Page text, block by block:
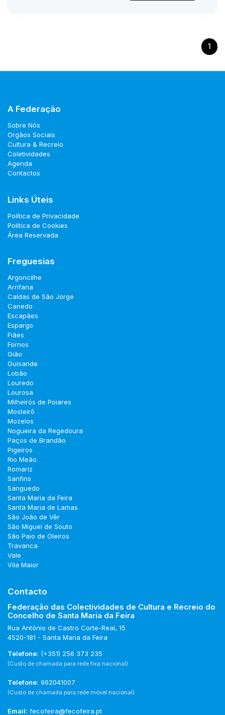
1
A Federação
Sobre Nós
Orgãos Sociais
Cultura & Recreio
Coletividades
Agenda
Contactos
Links Úteis
Política de Privacidade
Política de Cookies
Área Reservada
Freguesias
Argoncilhe
Arrifana
Caldas de São Jorge
Canedo
Escapães
Espargo
Fiães
Fornos
Gião
Guisande
Lobão
Louredo
Lourosa
Milheirós de Poiares
Mosteirô
Mozelos
Nogueira da Regedoura
Paços de Brandão
Pigeiros
Rio Meão
Romariz
Sanfins
Sanguedo
Santa Maria da Feira
Santa Maria de Lamas
São João de Vêr
São Miguel de Souto
São Paio de Oleiros
Travanca
Vale
Vila Maior
Contacto
Federação das Colectividades de Cultura e Recreio do
Concelho de Santa Maria da Feira
Rua António de Castro Corte-Real, 15
4520-181 - Santa Maria da Feira
Telefone: (+351) 256 373 235
(Custo de chamada para rede fixa nacional)
Telefone: 962041007
(Custo de chamada para rede móvel nacional)
Email: fecofeira@fecofeira.pt